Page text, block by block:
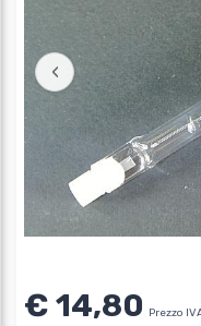
‹
€ 14,80 Prezzo